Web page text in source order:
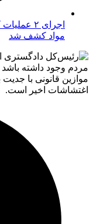
مواد کشف شد